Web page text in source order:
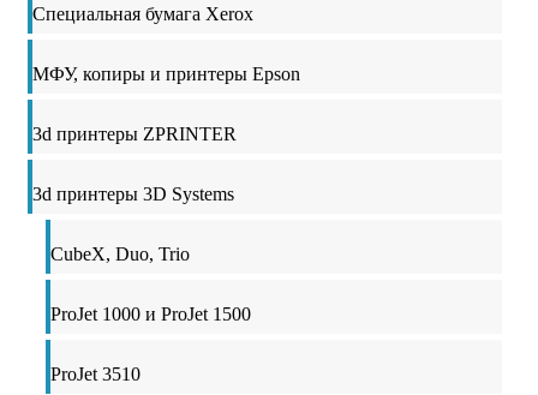
Специальная бумага Xerox
МФУ, копиры и принтеры Epson
3d принтеры ZPRINTER
3d принтеры 3D Systems
CubeX, Duo, Trio
ProJet 1000 и ProJet 1500
ProJet 3510